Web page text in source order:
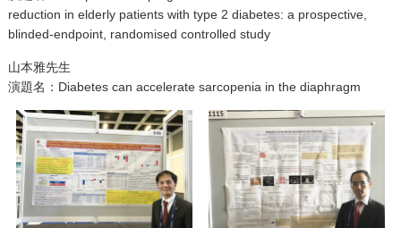
reduction in elderly patients with type 2 diabetes: a prospective,
blinded-endpoint, randomised controlled study
山本雅先生
演題名：Diabetes can accelerate sarcopenia in the diaphragm